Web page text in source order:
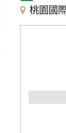
桃園國